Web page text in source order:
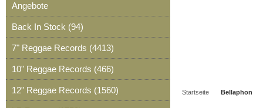
Startseite Bellaphon
Angebote
Back In Stock (94)
7" Reggae Records (4413)
10" Reggae Records (466)
12" Reggae Records (1560)